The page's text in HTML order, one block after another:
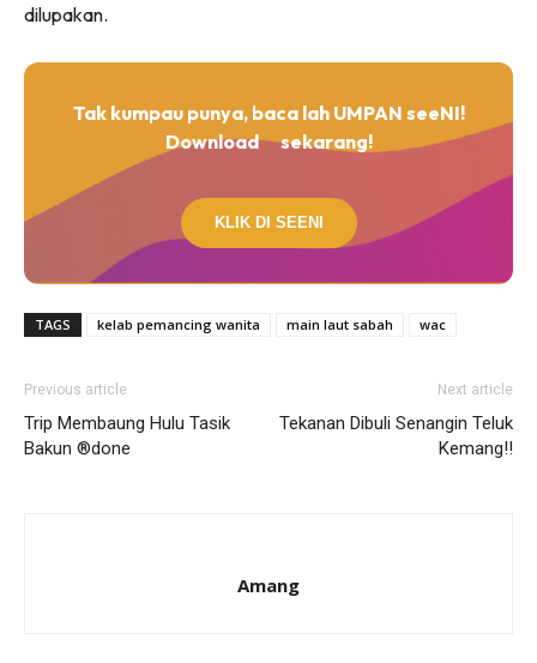
dilupakan.
Tak kumpau punya, baca lah UMPAN seeNI!
Download
sekarang!
KLIK DI SEENI
TAGS kelab pemancing wanita main laut sabah wac
Previous article
Trip Membaung Hulu Tasik
Bakun ®done
Next article
Tekanan Dibuli Senangin Teluk
Kemang!!
Amang